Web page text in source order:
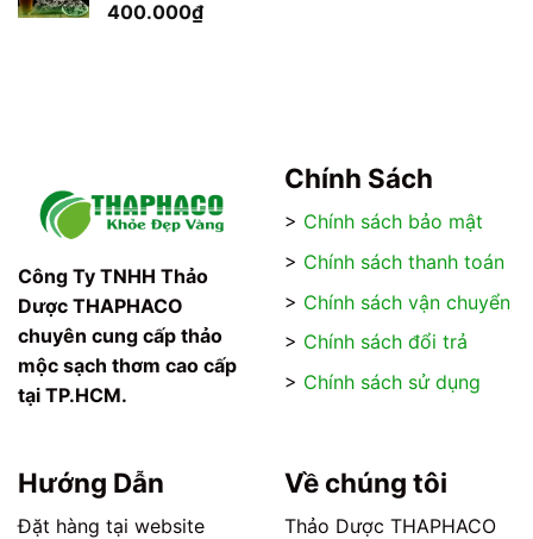
400.000₫
Công Ty TNHH Thảo
Dược THAPHACO
chuyên cung cấp thảo
mộc sạch thơm cao cấp
tại TP.HCM.
Chính Sách
> Chính sách bảo mật
> Chính sách thanh toán
> Chính sách vận chuyển
> Chính sách đổi trả
> Chính sách sử dụng
Hướng Dẫn
Đặt hàng tại website
Về chúng tôi
Thảo Dược THAPHACO